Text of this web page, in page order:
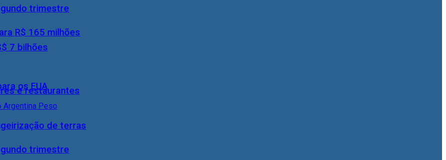
R$ 165 milhões
e restaurantes
trimestre
trimestre
7 bilhões
os EUA
de terras